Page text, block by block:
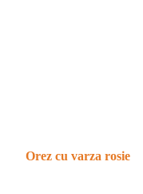
Orez cu varza rosie